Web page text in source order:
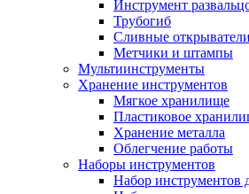
Инструмент
Трубогиб
Сливные открыватели
Метчики и штампы
Мультиинструменты
Хранение инструментов
Мягкое хранилище
Пластиковое
Хранение металла
Облегчение работы
Наборы инструментов
Набор инструментов